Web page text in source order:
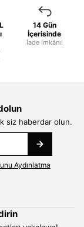
14 Gün
İçerisinde
İade İmkânı!
siz haberdar olun.
Aydınlatma